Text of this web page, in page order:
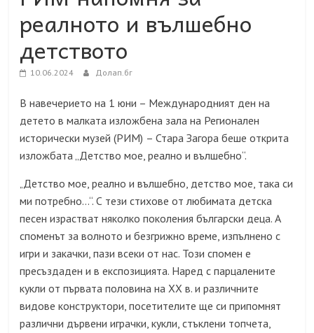
реалното и вълшебно
детството
10.06.2024 Долап.бг
В навечерието на 1 юни – Международният ден на
детето в малката изложбена зала на Регионален
исторически музей(РИМ) – Стара Загора беше открита
изложбата „Детство мое, реално и вълшебно“.
„Детство мое, реално и вълшебно, детство мое, така си
ми потребно…“. С тези стихове от любимата детска
песен израстват няколко поколения български деца. А
споменът за волното и безгрижно време, изпълнено с
игри и закачки, пази всеки от нас. Този спомен е
пресъздаден и в експозицията. Наред с парцалените
кукли от първата половина на ХХ в. и различните
видове конструктори, посетителите ще си припомнят
различни дървени играчки, кукли, стъклени топчета,